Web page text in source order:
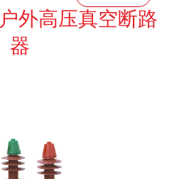
外高压真空断路
器